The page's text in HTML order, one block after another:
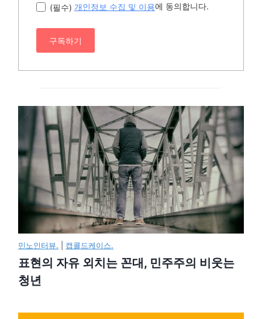
(필수) 개인정보 수집 및 이용에 동의합니다.
구독하기
민노인터뷰. 캡콜드케이스.
표현의 자유 외치는 꼰대, 민주주의 비웃는
청년